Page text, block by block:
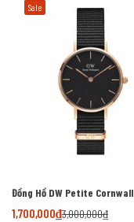
Sale
Đồng Hồ DW Petite Cornwall
1,700,000₫3,000,000₫